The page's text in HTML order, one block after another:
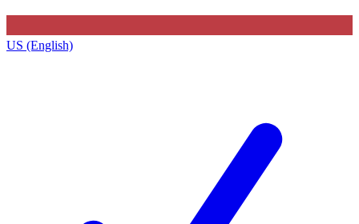
US (English)